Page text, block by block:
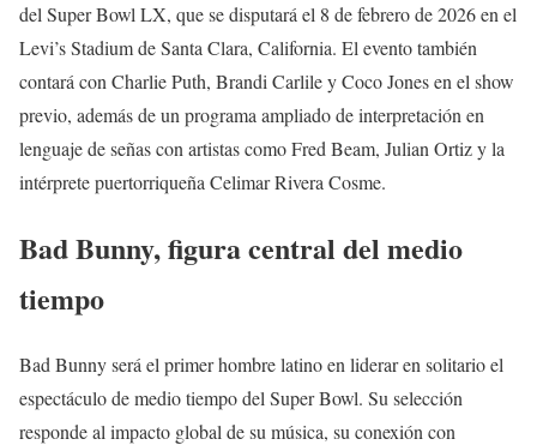
del Super Bowl LX, que se disputará el 8 de febrero de 2026 en el
Levi’s Stadium de Santa Clara, California. El evento también
contará con Charlie Puth, Brandi Carlile y Coco Jones en el show
previo, además de un programa ampliado de interpretación en
lenguaje de señas con artistas como Fred Beam, Julian Ortiz y la
intérprete puertorriqueña Celimar Rivera Cosme.
Bad Bunny, figura central del medio
tiempo
Bad Bunny será el primer hombre latino en liderar en solitario el
espectáculo de medio tiempo del Super Bowl. Su selección
responde al impacto global de su música, su conexión con